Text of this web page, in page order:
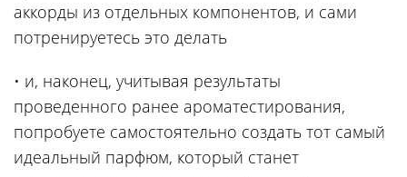
аккорды из отдельных компонентов, и сами
потренируетесь это делать
• и, наконец, учитывая результаты
проведенного ранее ароматестирования,
попробуете самостоятельно создать тот самый
идеальный парфюм, который станет